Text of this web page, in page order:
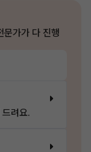
문가가 다 진행
려요.